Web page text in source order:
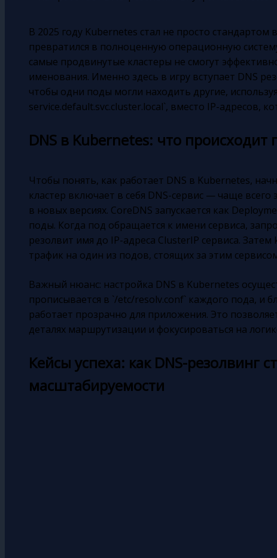
В 2025 году Kubernetes стал не просто
превратился в полноценную операционную
самые продвинутые кластеры не смогут
именования. Именно здесь в игру вступает DNS
чтобы одни поды могли находить другие,
service.default.svc.cluster.local`, вместо IP-адресов,
DNS в Kubernetes: что происходит
Чтобы понять, как работает DNS в Kubernetes,
кластер включает в себя DNS-сервис — чаще
в новых версиях. CoreDNS запускается как
поды. Когда под обращается к имени сервиса,
резолвит имя до IP-адреса ClusterIP сервиса.
трафик на один из подов, стоящих за этим
Важный нюанс: настройка DNS в Kubernetes
прописывается в `/etc/resolv.conf` каждого пода, и
работает прозрачно для приложения. Это
деталях маршрутизации и фокусироваться на
Кейсы успеха: как DNS-резолвинг
масштабируемости